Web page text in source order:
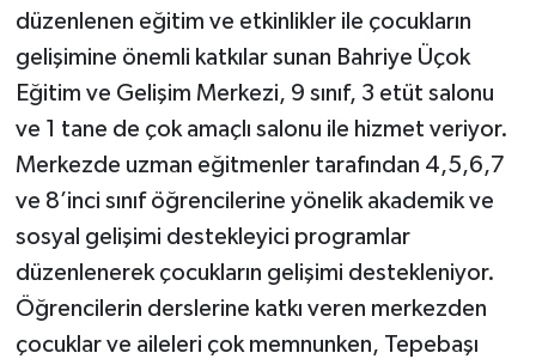
düzenlenen eğitim ve etkinlikler ile çocukların
gelişimine önemli katkılar sunan Bahriye Üçok
Eğitim ve Gelişim Merkezi, 9 sınıf, 3 etüt salonu
ve 1 tane de çok amaçlı salonu ile hizmet veriyor.
Merkezde uzman eğitmenler tarafından 4,5,6,7
ve 8’inci sınıf öğrencilerine yönelik akademik ve
sosyal gelişimi destekleyici programlar
düzenlenerek çocukların gelişimi destekleniyor.
Öğrencilerin derslerine katkı veren merkezden
çocuklar ve aileleri çok memnunken, Tepebaşı